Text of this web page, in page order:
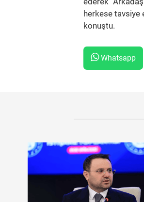
herkese tavsiye
konuştu.
Whatsapp